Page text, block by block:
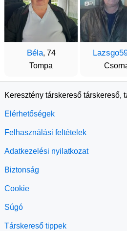
Béla, 74
Tompa
Keresztény társkereső társkereső,
Elérhetőségek
Felhasználási feltételek
Adatkezelési nyilatkozat
Biztonság
Cookie
Súgó
Társkereső tippek